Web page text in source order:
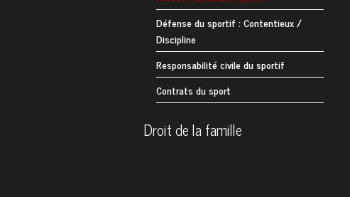
Défense du sportif : Contentieux /
Discipline
Responsabilité civile du sportif
Contrats du sport
Droit de la famille